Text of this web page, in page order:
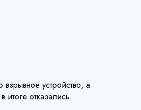
устройство, а
отказались.